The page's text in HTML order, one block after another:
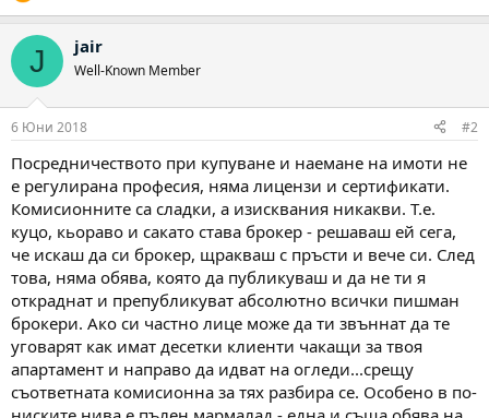
J jair
Well-Known Member
6 Юни 2018 #2
Посредничеството при купуване и наемане на имоти не
е регулирана професия, няма лицензи и сертификати.
Комисионните са сладки, а изисквания никакви. Т.е.
куцо, кьораво и сакато става брокер - решаваш ей сега,
че искаш да си брокер, щракваш с пръсти и вече си. След
това, няма обява, която да публикуваш и да не ти я
откраднат и препубликуват абсолютно всички пишман
брокери. Ако си частно лице може да ти звъннат да те
уговарят как имат десетки клиенти чакащи за твоя
апартамент и направо да идват на огледи...срещу
съответната комисионна за тях разбира се. Особено в по-